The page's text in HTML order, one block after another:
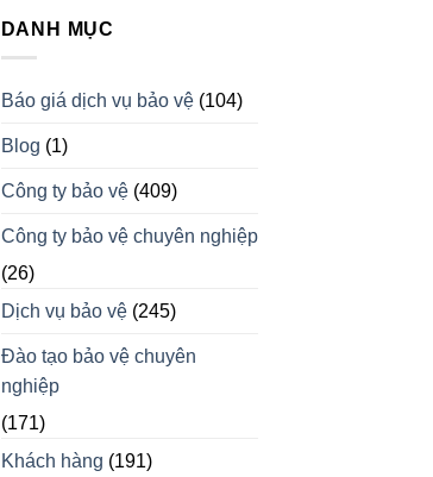
DANH MỤC
Báo giá dịch vụ bảo vệ(104)
Blog (1)
Công ty bảo vệ(409)
Công ty bảo vệ chuyên nghiệp
(26)
Dịch vụ bảo vệ(245)
Đào tạo bảo vệ chuyên
nghiệp
(171)
Khách hàng (191)